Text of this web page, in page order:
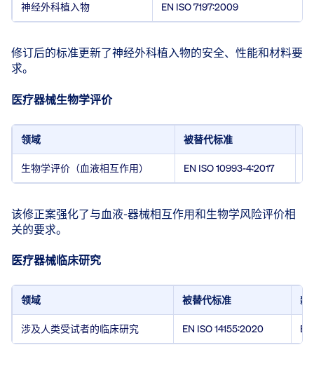
神经外科植入物 EN ISO 7197:2009
修订后的标准更新了神经外科植入物的安全、性能和材料要
求。
医疗器械生物学评价
领域 被替代标准
生物学评价（血液相互作用） EN ISO 10993-4:2017
该修正案强化了与血液-器械相互作用和生物学风险评价相
关的要求。
医疗器械临床研究
领域 被替代标准 新
涉及人类受试者的临床研究 EN ISO 14155:2020